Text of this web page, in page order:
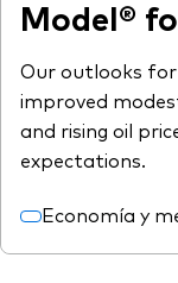
Model®
Our outlooks
improved
and rising oil
expectations.
Economía y